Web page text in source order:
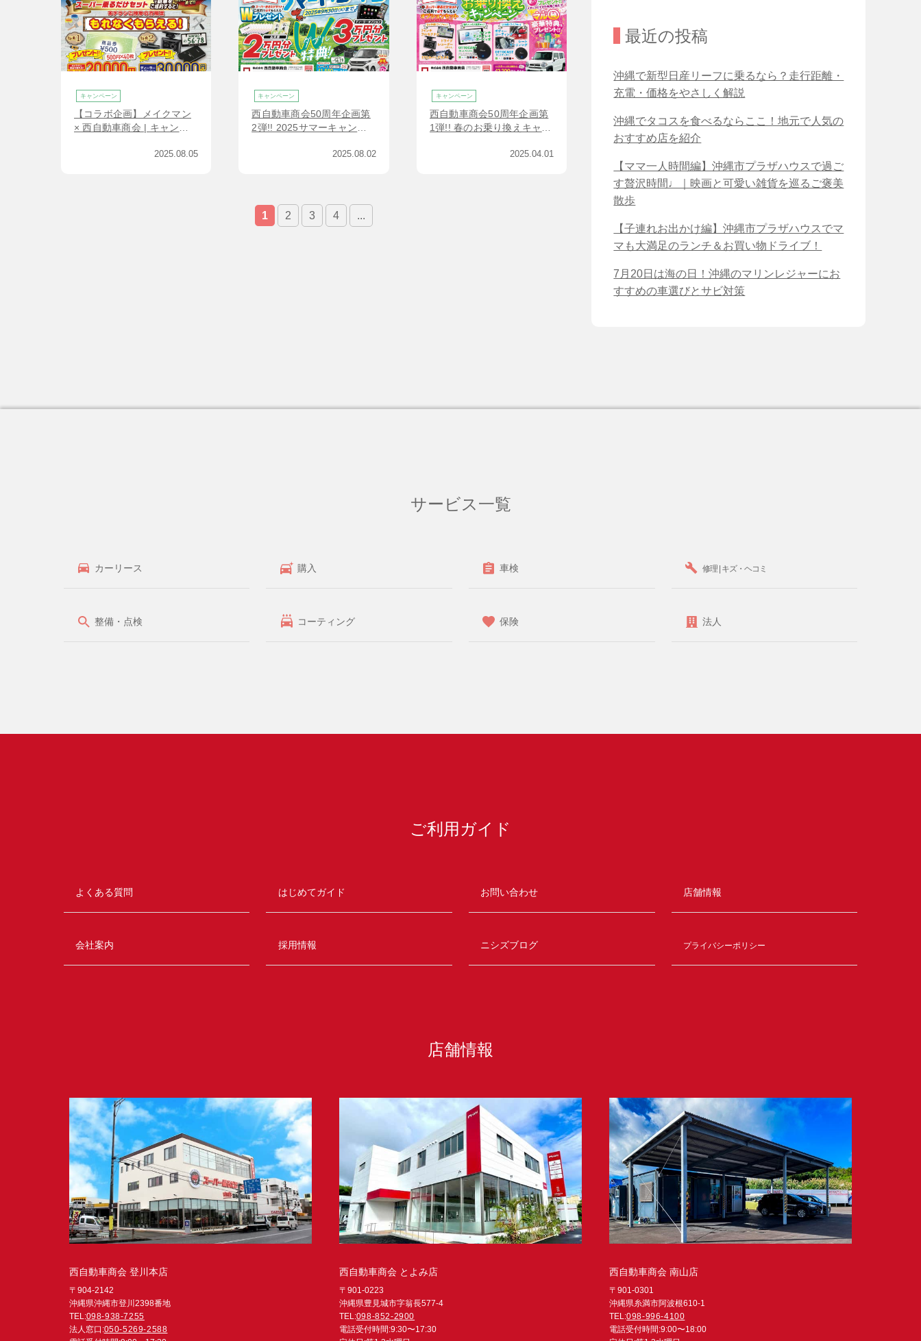
キャンペーン
【コラボ企画】メイクマン
× 西自動車商会 | キャンペ
2025.08.05
キャンペーン
西自動車商会50周年企画第
2弾!! 2025サマーキャンペ
2025.08.02
キャンペーン
西自動車商会50周年企画第
1弾!! 春のお乗り換えキャン
2025.04.01
1 2 3 4 ...
最近の投稿
沖縄で新型日産リーフに乗るなら？走行距離・
充電・価格をやさしく解説
沖縄でタコスを食べるならここ！地元で人気の
おすすめ店を紹介
【ママ一人時間編】沖縄市プラザハウスで過ご
す贅沢時間♩｜映画と可愛い雑貨を巡るご褒美
散歩
【子連れお出かけ編】沖縄市プラザハウスでマ
マも大満足のランチ＆お買い物ドライブ！
7月20日は海の日！沖縄のマリンレジャーにお
すすめの車選びとサビ対策
サービス一覧
カーリース 購入 車検 修理 | キズ・ヘコミ
整備・点検 コーティング 保険 法人
ご利用ガイド
よくある質問 はじめてガイド お問い合わせ 店舗情報
会社案内 採用情報 ニシズブログ プライバシーポリシー
店舗情報
西自動車商会 登川本店
〒904-2142
沖縄県沖縄市登川2398番地
TEL:098-938-7255
法人窓口:050-5269-2588
西自動車商会 とよみ店
〒901-0223
沖縄県豊見城市字翁長577-4
TEL:098-852-2900
電話受付時間:9:30〜17:30
西自動車商会 南山店
〒901-0301
沖縄県糸満市阿波根610-1
TEL:098-996-4100
電話受付時間:9:00〜18:00